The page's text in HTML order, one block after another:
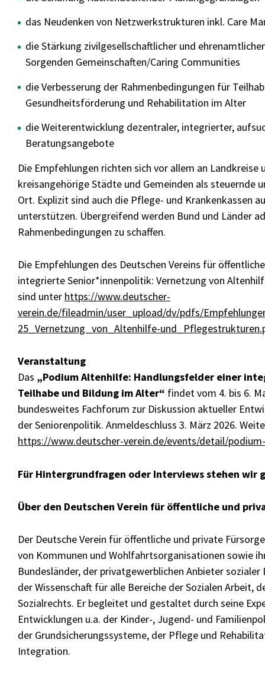
das Neudenken von Netzwerkstrukturen inkl. Care
die Stärkung zivilgesellschaftlicher und
Sorgenden Gemeinschaften/Caring Communities
die Verbesserung der Rahmenbedingungen für
Gesundheitsförderung und Rehabilitation im Alter
die Weiterentwicklung dezentraler, integrierter,
Beratungsangebote
Die Empfehlungen richten sich vor allem an
kreisangehörige Städte und Gemeinden als steuernde
Ort. Explizit sind auch die Pflege- und Krankenkassen
unterstützen. Übergreifend werden Bund und Länder
Rahmenbedingungen zu schaffen.
Die Empfehlungen des Deutschen Vereins für
integrierte Senior*innenpolitik: Vernetzung von
sind unter https://www.deutscher-
verein.de/fileadmin/user_upload/dv/pdfs/
25_Vernetzung_von_Altenhilfe-
Veranstaltung
Das „Podium Altenhilfe: Handlungsfelder einer
Teilhabe und Bildung im Alter“ findet vom 4. bis 6.
bundesweites Fachforum zur Diskussion aktueller
der Seniorenpolitik. Anmeldeschluss 3. März 2026.
https://www.deutscher-verein.de/events/detail/
Für Hintergrundfragen oder Interviews stehen wir
Über den Deutschen Verein für öffentliche und
Der Deutsche Verein für öffentliche und private
von Kommunen und Wohlfahrtsorganisationen sowie
Bundesländer, der privatgewerblichen Anbieter
der Wissenschaft für alle Bereiche der Sozialen Arbeit,
Sozialrechts. Er begleitet und gestaltet durch seine
Entwicklungen u.a. der Kinder-, Jugend- und
der Grundsicherungssysteme, der Pflege und
Integration.